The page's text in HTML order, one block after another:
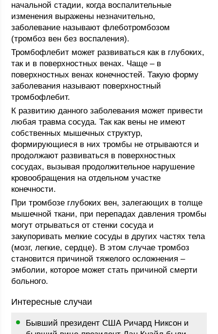
начальной стадии, когда воспалительные
изменения выражены незначительно,
заболевание называют флеботромбозом
(тромбоз вен без воспаления).
Тромбофлебит может развиваться как в глубоких,
так и в поверхностных венах. Чаще – в
поверхностных венах конечностей. Такую форму
заболевания называют поверхностный
тромбофлебит.
К развитию данного заболевания может привести
любая травма сосуда. Так как вены не имеют
собственных мышечных структур,
формирующиеся в них тромбы не отрываются и
продолжают развиваться в поверхностных
сосудах, вызывая продолжительное нарушение
кровообращения на отдельном участке
конечности.
При тромбозе глубоких вен, залегающих в толще
мышечной ткани, при перепадах давления тромбы
могут отрываться от стенки сосуда и
закупоривать мелкие сосуды в других частях тела
(мозг, легкие, сердце). В этом случае тромбоз
становится причиной тяжелого осложнения –
эмболии, которое может стать причиной смерти
больного.
Интересные случаи
Бывший президент США Ричард Никсон и